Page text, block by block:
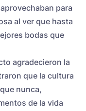
para
al ver que hasta
bodas que
agradecieron la
que la cultura
nunca,
de la vida